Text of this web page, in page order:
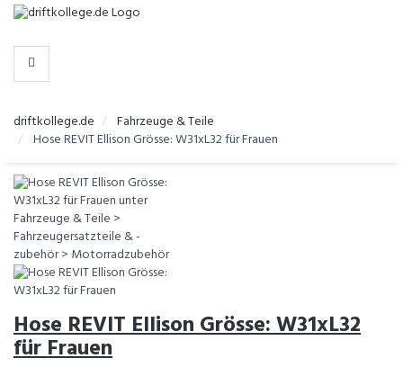
-
HERSTELLER
WÄHLEN
driftkollege.de
Fahrzeuge & Teile
Hose REVIT Ellison Grösse: W31xL32 für Frauen
Hose REVIT Ellison Grösse: W31xL32
für Frauen